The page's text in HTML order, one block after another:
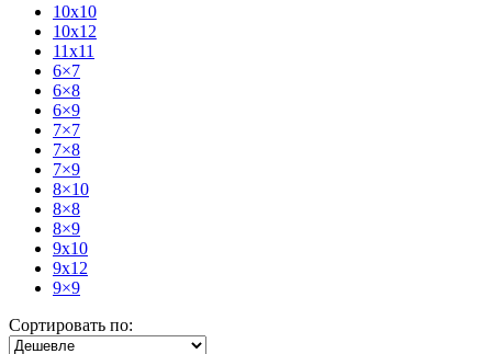
10x10
10x12
11x11
6×7
6×8
6×9
7×7
7×8
7×9
8×10
8×8
8×9
9x10
9x12
9×9
Сортировать по: